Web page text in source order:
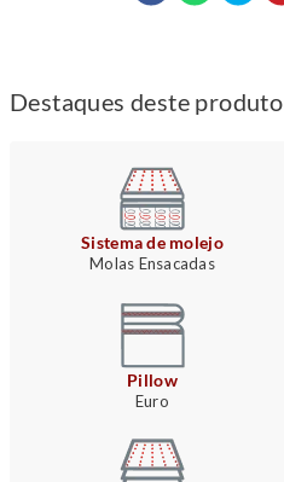
Destaques deste produto
Sistema de molejo
Molas Ensacadas
Pillow
Euro